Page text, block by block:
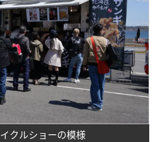
クルショーの模様